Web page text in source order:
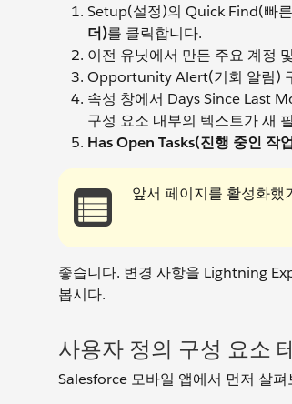
Setup(설정)의 Quick Find(빠
더)를 클릭합니다.
이전 유닛에서 만든 주요 계정
Opportunity Alert(기회 알림)
속성 창에서 Days Since Last
구성 요소 내부의 텍스트가 새
Has Open Tasks(진행 중인 작
앞서 페이지를 활성화했
좋습니다. 변경 사항을 Lightning
봅시다.
사용자 정의 구성 요소
Salesforce 모바일 앱에서 먼저 살펴